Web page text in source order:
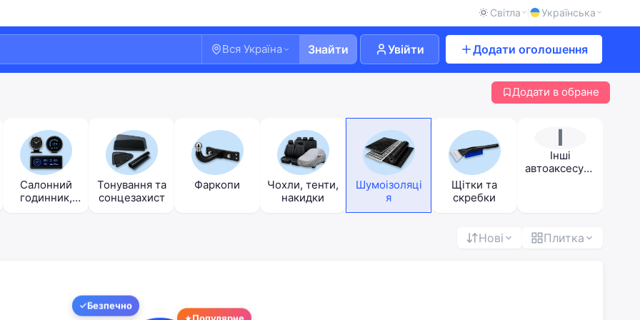
Світла Українська
Вся Україна Знайти Увійти Додати оголошення
Додати в обране
Салонний
годинник,
Тонування та
сонцезахист
Фаркопи
Чохли, тенти,
накидки
Шумоізоляці
я
Щітки та
скребки
І
Інші
автоаксесуар
Нові Плитка
Безпечно
Популярне
Ласкаво просимо!
Увійдіть або створіть акаунт